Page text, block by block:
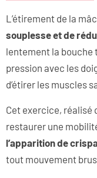
L’étirement de la
souplesse et de
lentement la bouche
pression avec les
d’étirer les muscles
Cet exercice, réalisé
restaurer une
l’apparition de
tout mouvement